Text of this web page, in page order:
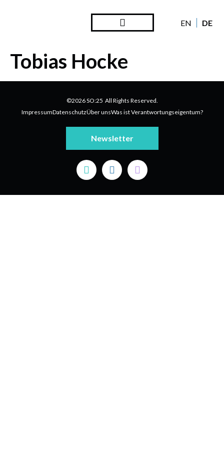
EN DE
Tobias Hocke
©2026 SO:25 All Rights Reserved.
ImpressumDatenschutzÜber unsWas ist Verantwortungseigentum?
Newsletter